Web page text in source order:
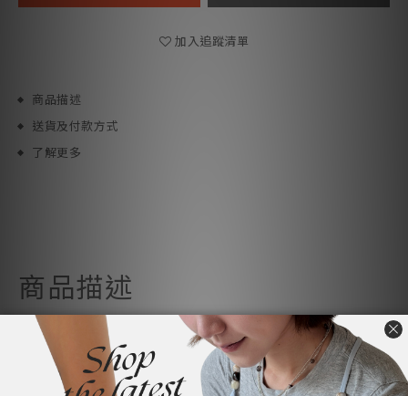
加入追蹤清單
商品描述
送貨及付款方式
了解更多
商品描述
材質
S925純銀